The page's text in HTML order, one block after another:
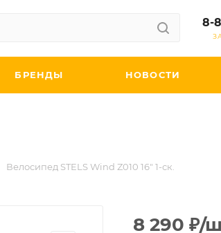
8-
БРЕНДЫ НОВОСТИ
Велосипед STELS Wind Z010 16" 1-ск.
8 290 ₽/